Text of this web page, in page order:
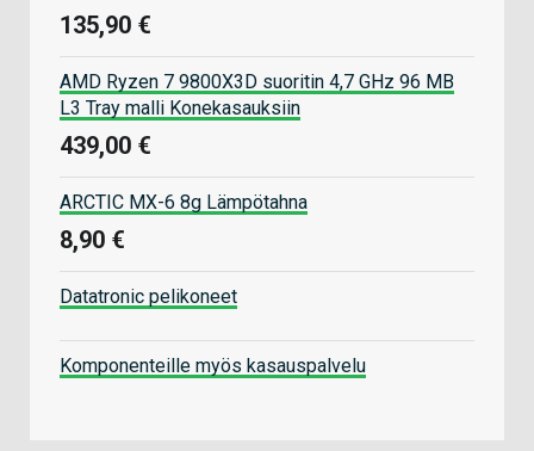
135,90 €
AMD Ryzen 7 9800X3D suoritin 4,7 GHz 96 MB
L3 Tray malli Konekasauksiin
439,00 €
ARCTIC MX-6 8g Lämpötahna
8,90 €
Datatronic pelikoneet
Komponenteille myös kasauspalvelu